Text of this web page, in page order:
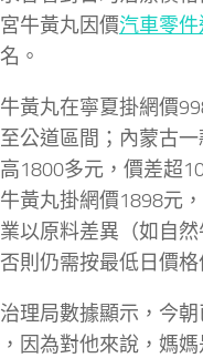
牛黃丸因價汽車零
。
黃丸在寧夏掛網價
公道區間；內蒙古
1800多元，價差超
黃丸掛網價1898元
以原料差異（如自
則仍需按最低日價格
理局數據顯示，今
因為對他來說，媽